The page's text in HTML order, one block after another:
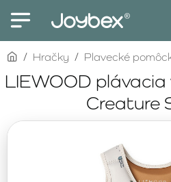
LIEWOOD
Creature
homeHračky Plavecké